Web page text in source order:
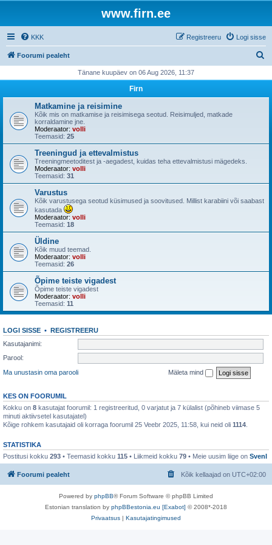
www.firn.ee
KKK Logi sisse
Registreeru
Foorumi pealeht
i
Tänane kuupäev on 06 Aug 2026, 11:37
Firn
Matkamine ja reisimine
Kõik mis on matkamise ja reisimisega seotud. Reisimuljed, matkade
korraldamine jne.
Moderaator: volli
Teemasid: 25
Treeningud ja ettevalmistus
Treeningmeetoditest ja -aegadest, kuidas teha ettevalmistusi mägedeks.
Moderaator: volli
Teemasid: 31
Varustus
Kõik varustusega seotud küsimused ja soovitused. Millist karabiini või saabast
kasutada
Moderaator: volli
Teemasid: 18
Üldine
Kõik muud teemad.
Moderaator: volli
Teemasid: 26
Õpime teiste vigadest
Õpime teiste vigadest
Moderaator: volli
Teemasid: 11
LOGI SISSE • REGISTREERU
Kasutajanimi:
Parool:
Ma unustasin oma parooli
Mäleta mind
KES ON FOORUMIL
Kokku on 8 kasutajat foorumil: 1 registreeritud, 0 varjatut ja 7 külalist (põhineb viimase 5
minuti aktiivsetel kasutajatel)
Kõige rohkem kasutajaid oli korraga foorumil 25 Veebr 2025, 11:58, kui neid oli 1114
STATISTIKA
Postitusi kokku 293 • Teemasid kokku 115 • Liikmeid kokku 79 • Meie uusim liige on SvenI
Foorumi pealeht Kõik kellaajad on UTC+02:00
Powered by phpBB® Forum Software © phpBB Limited
Estonian translation by phpBBestonia.eu [Exabot] © 2008*-2018
Privaatsus | Kasutajatingimused